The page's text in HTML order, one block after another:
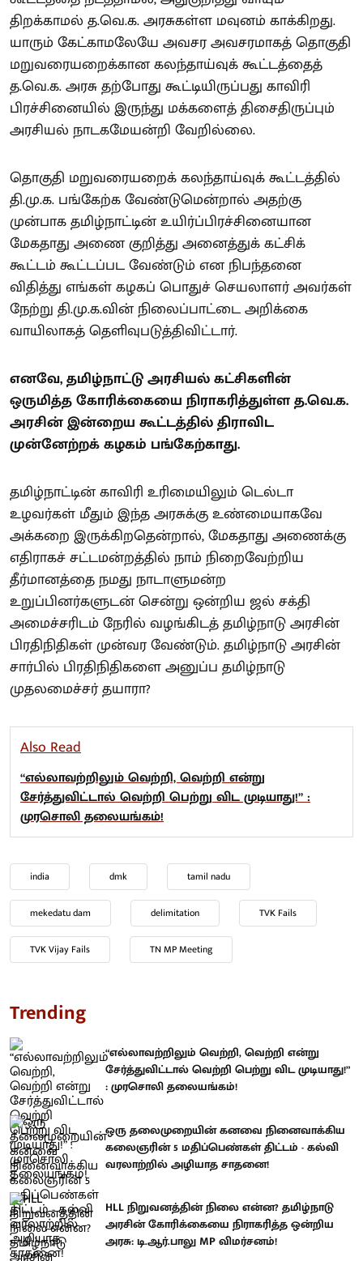
திறக்காமல் த.வெ.க. அரசுகள்ள மவுனம் காக்கிறது.
யாரும் கேட்காமலேயே அவசர அவசரமாகத் தொகுதி
மறுவரையறைக்கான கலந்தாய்வுக் கூட்டத்தைத்
த.வெ.க. அரசு தற்போது கூட்டியிருப்பது காவிரி
பிரச்சினையில் இருந்து மக்களைத் திசைதிருப்பும்
அரசியல் நாடகமேயன்றி வேறில்லை.
தொகுதி மறுவரையறைக் கலந்தாய்வுக் கூட்டத்தில்
தி.மு.க. பங்கேற்க வேண்டுமென்றால் அதற்கு
முன்பாக தமிழ்நாட்டின் உயிர்ப்பிரச்சினையான
மேகதாது அணை குறித்து அனைத்துக் கட்சிக்
கூட்டம் கூட்டப்பட வேண்டும் என நிபந்தனை
விதித்து எங்கள் கழகப் பொதுச் செயலாளர் அவர்கள்
நேற்று தி.மு.க.வின் நிலைப்பாட்டை அறிக்கை
வாயிலாகத் தெளிவுபடுத்திவிட்டார்.
எனவே, தமிழ்நாட்டு அரசியல் கட்சிகளின்
ஒருமித்த கோரிக்கையை நிராகரித்துள்ள த.வெ.க.
அரசின் இன்றைய கூட்டத்தில் திராவிட
முன்னேற்றக் கழகம் பங்கேற்காது.
தமிழ்நாட்டின் காவிரி உரிமையிலும் டெல்டா
உழவர்கள் மீதும் இந்த அரசுக்கு உண்மையாகவே
அக்கறை இருக்கிறதென்றால், மேகதாது அணைக்கு
எதிராகச் சட்டமன்றத்தில் நாம் நிறைவேற்றிய
தீர்மானத்தை நமது நாடாளுமன்ற
உறுப்பினர்களுடன் சென்று ஒன்றிய ஜல் சக்தி
அமைச்சரிடம் நேரில் வழங்கிடத் தமிழ்நாடு அரசின்
பிரதிநிதிகள் முன்வர வேண்டும். தமிழ்நாடு அரசின்
சார்பில் பிரதிநிதிகளை அனுப்ப தமிழ்நாடு
முதலமைச்சர் தயாரா?
Also Read
“எல்லாவற்றிலும் வெற்றி, வெற்றி என்று
சேர்த்துவிட்டால் வெற்றி பெற்று விட முடியாது!” :
முரசொலி தலையங்கம்!
india dmk tamil nadu
mekedatu dam delimitation TVK Fails
TVK Vijay Fails TN MP Meeting
Trending
“எல்லாவற்றிலும் வெற்றி, வெற்றி என்று
சேர்த்துவிட்டால் வெற்றி பெற்று விட முடியாது!”
: முரசொலி தலையங்கம்!
ஒரு தலைமுறையின் கனவை நினைவாக்கிய
கலைஞரின் 5 மதிப்பெண்கள் திட்டம் - கல்வி
வரலாற்றில் அழியாத சாதனை!
HLL நிறுவனத்தின் நிலை என்ன? தமிழ்நாடு
அரசின் கோரிக்கையை நிராகரித்த ஒன்றிய
அரசு: டி.ஆர்.பாலு MP விமர்சனம்!